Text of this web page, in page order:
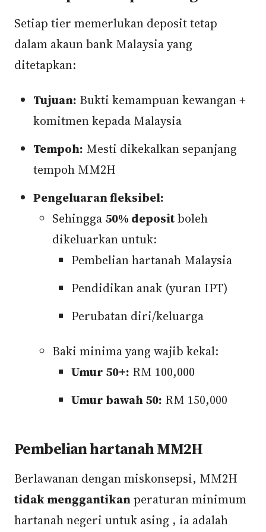
Setiap tier memerlukan deposit tetap
dalam akaun bank Malaysia yang
ditetapkan:
Tujuan: Bukti kemampuan kewangan +
komitmen kepada Malaysia
Tempoh: Mesti dikekalkan sepanjang
tempoh MM2H
Pengeluaran fleksibel:
Sehingga 50% depositboleh
dikeluarkan untuk:
Pembelian hartanah Malaysia
Pendidikan anak (yuran IPT)
Perubatan diri/keluarga
Baki minima yang wajib kekal:
Umur 50+: RM 100,000
Umur bawah 50: RM 150,000
Pembelian hartanah MM2H
Berlawanan dengan miskonsepsi, MM2H
tidak menggantikanperaturan minimum
hartanah negeri untuk asing , ia adalah